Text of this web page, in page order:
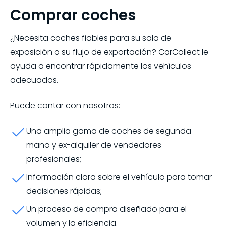
Comprar coches
¿Necesita coches fiables para su sala de
exposición o su flujo de exportación? CarCollect le
ayuda a encontrar rápidamente los vehículos
adecuados.
Puede contar con nosotros:
Una amplia gama de coches de segunda
mano y ex-alquiler de vendedores
profesionales;
Información clara sobre el vehículo para tomar
decisiones rápidas;
Un proceso de compra diseñado para el
volumen y la eficiencia.